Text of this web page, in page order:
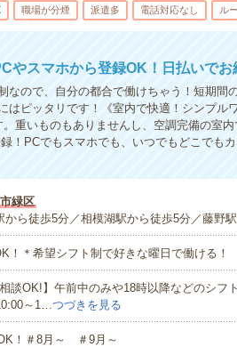
職場が分煙 派遣多 電話対応なし ル
やスマホから登録OK！日払いでお
なので、自分の都合で働けちゃう！短期間
はピッタリです！《室内で快適！シンプル
重いものもありませんし、空調完備の室
！PCでもスマホでも、いつでもどこでも
緑区
から徒歩5分／相模湖駅から徒歩5分／藤野
！＊希望シフト制で好きな曜日で働ける！
相談OK!】午前中のみや18時以降などのシ
～1…つづきを見る
！＃8月～ ＃9月～